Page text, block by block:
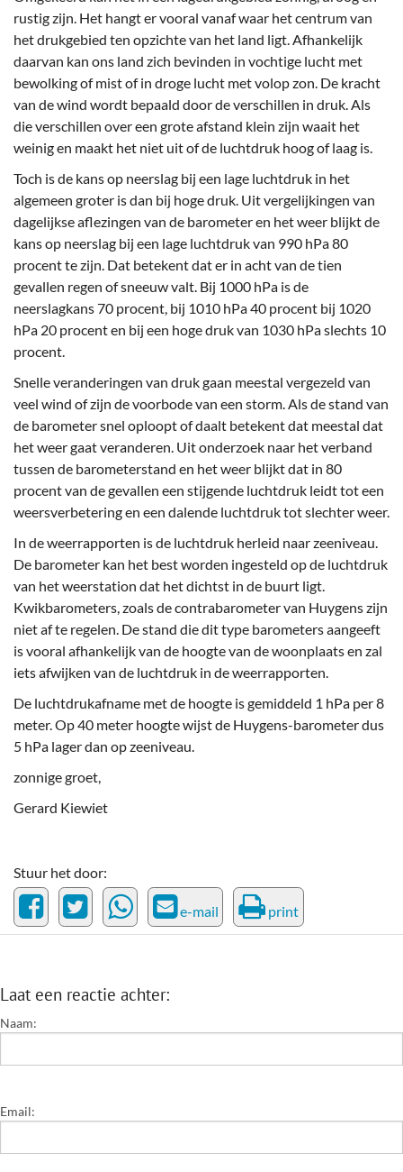
rustig zijn. Het hangt er vooral vanaf waar het centrum van
het drukgebied ten opzichte van het land ligt. Afhankelijk
daarvan kan ons land zich bevinden in vochtige lucht met
bewolking of mist of in droge lucht met volop zon. De kracht
van de wind wordt bepaald door de verschillen in druk. Als
die verschillen over een grote afstand klein zijn waait het
weinig en maakt het niet uit of de luchtdruk hoog of laag is.
Toch is de kans op neerslag bij een lage luchtdruk in het
algemeen groter is dan bij hoge druk. Uit vergelijkingen van
dagelijkse aflezingen van de barometer en het weer blijkt de
kans op neerslag bij een lage luchtdruk van 990 hPa 80
procent te zijn. Dat betekent dat er in acht van de tien
gevallen regen of sneeuw valt. Bij 1000 hPa is de
neerslagkans 70 procent, bij 1010 hPa 40 procent bij 1020
hPa 20 procent en bij een hoge druk van 1030 hPa slechts 10
procent.
Snelle veranderingen van druk gaan meestal vergezeld van
veel wind of zijn de voorbode van een storm. Als de stand van
de barometer snel oploopt of daalt betekent dat meestal dat
het weer gaat veranderen. Uit onderzoek naar het verband
tussen de barometerstand en het weer blijkt dat in 80
procent van de gevallen een stijgende luchtdruk leidt tot een
weersverbetering en een dalende luchtdruk tot slechter weer.
In de weerrapporten is de luchtdruk herleid naar zeeniveau.
De barometer kan het best worden ingesteld op de luchtdruk
van het weerstation dat het dichtst in de buurt ligt.
Kwikbarometers, zoals de contrabarometer van Huygens zijn
niet af te regelen. De stand die dit type barometers aangeeft
is vooral afhankelijk van de hoogte van de woonplaats en zal
iets afwijken van de luchtdruk in de weerrapporten.
De luchtdrukafname met de hoogte is gemiddeld 1 hPa per 8
meter. Op 40 meter hoogte wijst de Huygens-barometer dus
5 hPa lager dan op zeeniveau.
zonnige groet,
Gerard Kiewiet
Stuur het door:
e-mail print
Laat een reactie achter:
Naam:
Email: